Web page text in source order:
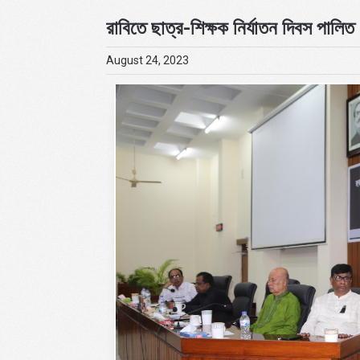
রাবিতে ছাত্র-শিক্ষক নির্যাতন দিবস পালিত
August 24, 2023